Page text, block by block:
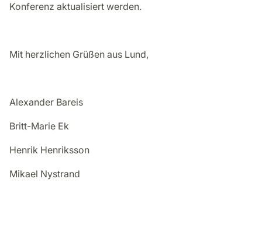
Konferenz aktualisiert werden.
Mit herzlichen Grüßen aus Lund,
Alexander Bareis
Britt-Marie Ek
Henrik Henriksson
Mikael Nystrand